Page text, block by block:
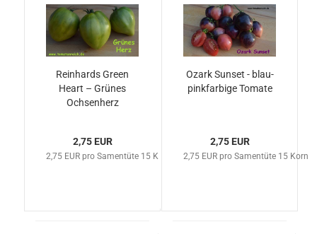
Reinhards Green
Heart – Grünes
Ochsenherz
2,75 EUR
2,75 EUR pro Samentüte 15 Korn
Ozark Sunset - blau-
pinkfarbige Tomate
2,75 EUR
2,75 EUR pro Samentüte 15 Korn